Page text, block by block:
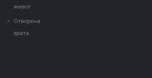
живот
Отворена
врата